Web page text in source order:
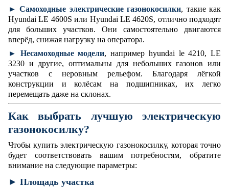
►Самоходные электрические газонокосилки, такие как
Hyundai LE 4600S или Hyundai LE 4620S, отлично подходят
для больших участков. Они самостоятельно двигаются
вперёд, снижая нагрузку на оператора.
► Несамоходные модели, например hyundai le 4210, LE
3230 и другие, оптимальны для небольших газонов или
участков с неровным рельефом. Благодаря лёгкой
конструкции и колёсам на подшипниках, их легко
перемещать даже на склонах.
Как выбрать лучшую электрическую
газонокосилку?
Чтобы купить электрическую газонокосилку, которая точно
будет соответствовать вашим потребностям, обратите
внимание на следующие параметры:
► Площадь участка